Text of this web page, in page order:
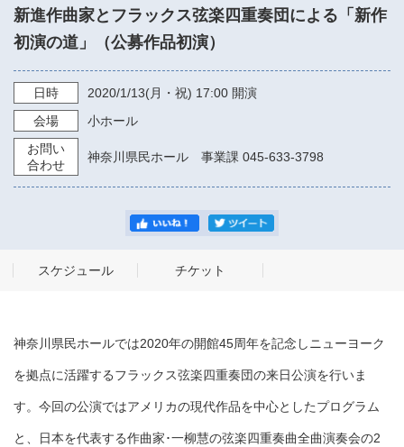
新進作曲家とフラックス弦楽四重奏団による「新作
初演の道」（公募作品初演）
日時 2020/1/13(月・祝) 17:00 開演
会場
小ホール
お問い
合わせ
神奈川県民ホール 事業課 045-633-3798
スケジュール チケット
神奈川県民ホールでは2020年の開館45周年を記念しニューヨーク
を拠点に活躍するフラックス弦楽四重奏団の来日公演を行いま
す。今回の公演ではアメリカの現代作品を中心としたプログラム
と、日本を代表する作曲家･一柳慧の弦楽四重奏曲全曲演奏会の2